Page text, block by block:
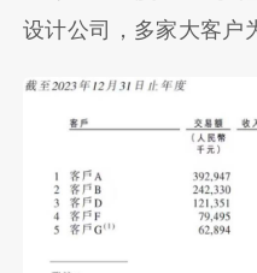
设计公司， 多家大客户